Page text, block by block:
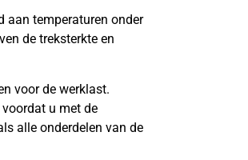
aan temperaturen onder
de treksterkte en
voor de werklast.
u met de
alle onderdelen van de